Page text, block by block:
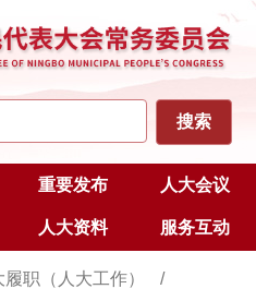
重要发布 人大会议
人大资料 服务互动
履职（人大工作）